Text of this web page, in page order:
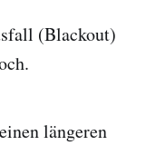
(Blackout)
längeren